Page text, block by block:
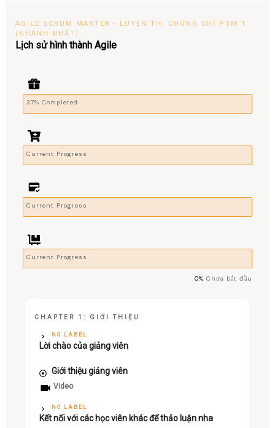
AGILE SCRUM MASTER - LUYỆN THI CHỨNG CHỈ PSM 1
(NHANH NHẤT)
Lịch sử hình thành Agile
37% Completed
Current Progress
Current Progress
Current Progress
0% Chưa bắt đầu
CHAPTER 1: GIỚI THIỆU
NO LABEL
Lời chào của giảng viên
Giới thiệu giảng viên
Video
NO LABEL
Kết nối với các học viên khác để thảo luận nha